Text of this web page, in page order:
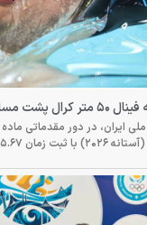
غرب آسیا
جایگاه نخست قرار